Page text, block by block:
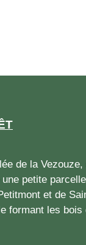
de la
petite
et de
formant les